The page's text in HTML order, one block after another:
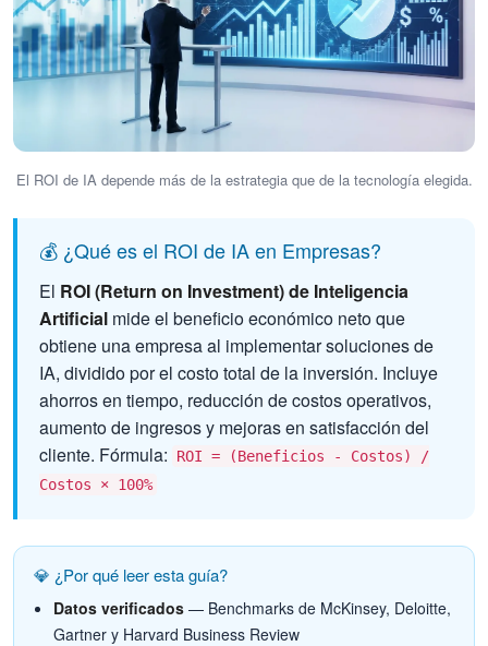
El ROI de IA depende más de la estrategia que de la tecnología elegida.
💰 ¿Qué es el ROI de IA en Empresas?
El ROI (Return on Investment) de Inteligencia
Artificial mide el beneficio económico neto que
obtiene una empresa al implementar soluciones de
IA, dividido por el costo total de la inversión. Incluye
ahorros en tiempo, reducción de costos operativos,
aumento de ingresos y mejoras en satisfacción del
cliente. Fórmula:
ROI = (Beneficios - Costos) /
Costos × 100%
💎 ¿Por qué leer esta guía?
Datos verificados — Benchmarks de McKinsey, Deloitte,
Gartner y Harvard Business Review